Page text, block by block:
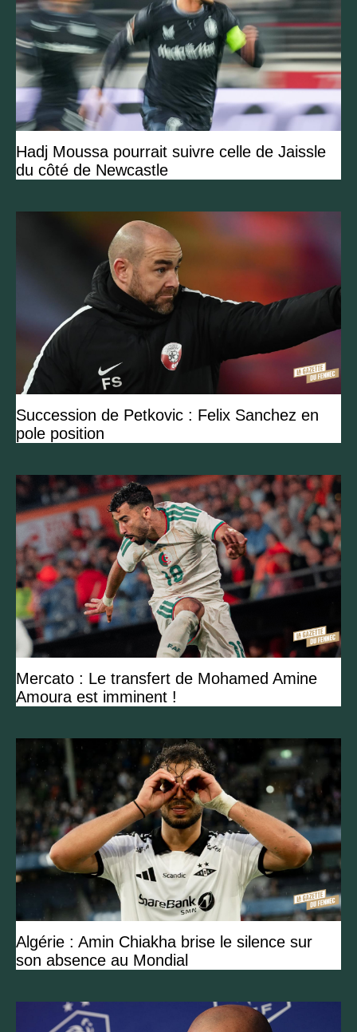
Hadj Moussa pourrait suivre celle de Jaissle
du côté de Newcastle
Succession de Petkovic : Felix Sanchez en
pole position
Mercato : Le transfert de Mohamed Amine
Amoura est imminent !
Algérie : Amin Chiakha brise le silence sur
son absence au Mondial